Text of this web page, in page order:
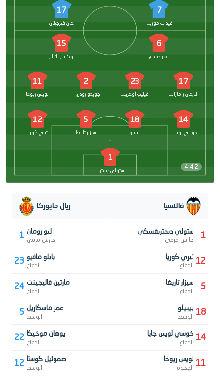
7
فيدات موريكي
17
جان فيرجيلي
4-4-2
6
عمر صادق
15
لوكاس بلتران
17
لارجي رامازاني
23
فيليب أوجرينيك
2
جويدو رودريجيز
11
لويس ريوخا
14
خوسي لويس جايا
18
بيبيلو
5
سيزار تاريغا
12
تيري كوريا
1
ستولي ديمتريفسكي
ريال مايوركا
1 ليو رومان
حارس مرمى
23 بابلو مافيو
الدفاع
24 مارتين فاليجينت
الدفاع
5 عمر ماسكاريل
الوسط
22 يوهان موخيكا
الدفاع
12 صموئيل كوستا
الوسط
فالنسيا
1 ستولي ديمتريفسكي
حارس مرمى
12 تيري كوريا
الدفاع
5 سيزار تاريغا
الدفاع
18 بيبيلو
الوسط
14 خوسي لويس جايا
الدفاع
11 لويس ريوخا
الهجوم